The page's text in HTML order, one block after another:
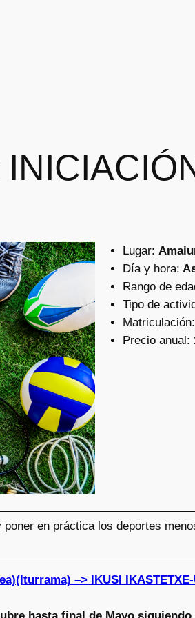
Lugar:
Día y hora:
Rango de
Tipo de
Matriculación:
Precio anual:
en práctica los deportes
–> IKUSI
hasta final de Mayo